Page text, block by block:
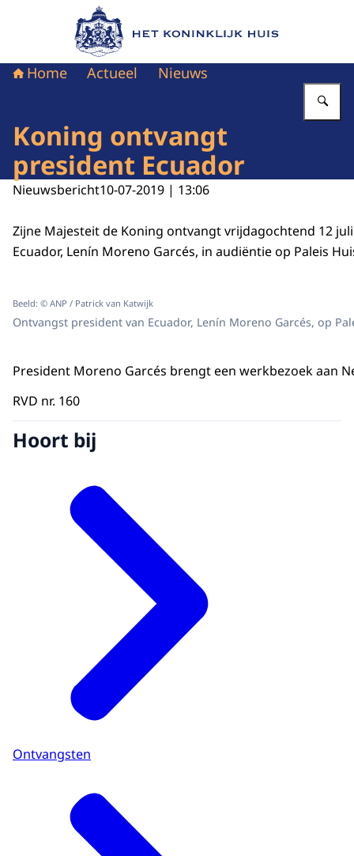
Naar de homepage van Het Koninklijk Huis
Home Actueel Nieuws
Koning ontvangt
president Ecuador
Nieuwsbericht10-07-2019 | 13:06
Zijne Majesteit de Koning ontvangt vrijdagochtend 12
Ecuador, Lenín Moreno Garcés, in audiëntie op Paleis
Beeld: © ANP / Patrick van Katwijk
Ontvangst president van Ecuador, Lenín Moreno Garcés, op
President Moreno Garcés brengt een werkbezoek aan
RVD nr. 160
Hoort bij
Ontvangsten